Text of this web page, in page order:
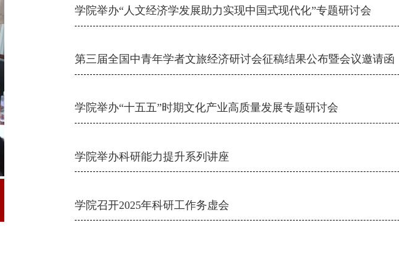
学院举办“人文经济学发展助力实现中国式现代化”专题研讨会
第三届全国中青年学者文旅经济研讨会征稿结果公布暨会议邀请函
学院举办“十五五”时期文化产业高质量发展专题研讨会
学院举办科研能力提升系列讲座
学院召开2025年科研工作务虚会